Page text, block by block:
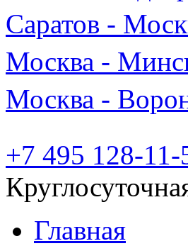
Саратов -
Москва -
Москва -
+7 495 128-11-
Главная